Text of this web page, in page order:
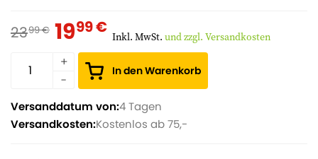
2399 € 1999 € Inkl. MwSt. und zzgl. Versandkosten
In den Warenkorb
Versanddatum von:4 Tagen
Versandkosten:Kostenlos ab 75,-